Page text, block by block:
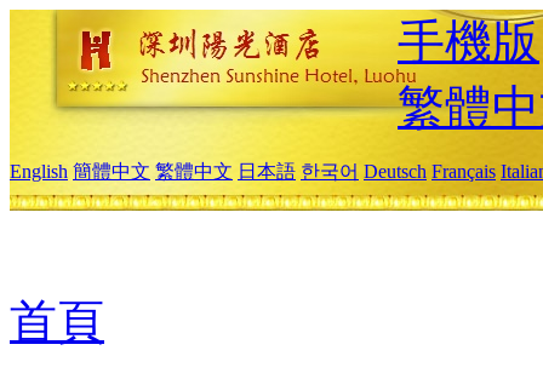
手機版
繁體
English 簡體中文 繁體中文 日本語 한국어 Deutsch Français
首頁